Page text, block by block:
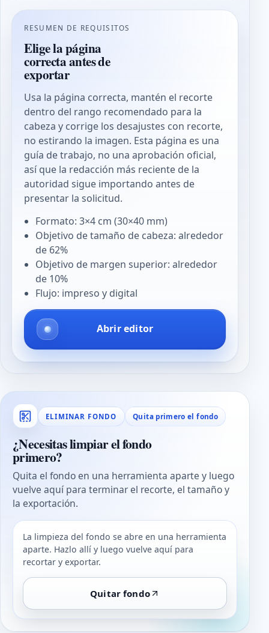
RESUMEN DE REQUISITOS
Elige la página
correcta antes de
exportar
Usa la página correcta, mantén el recorte
dentro del rango recomendado para la
cabeza y corrige los desajustes con recorte,
no estirando la imagen. Esta página es una
guía de trabajo, no una aprobación oficial,
así que la redacción más reciente de la
autoridad sigue importando antes de
presentar la solicitud.
Formato: 3×4 cm (30×40 mm)
Objetivo de tamaño de cabeza: alrededor
de 62%
Objetivo de margen superior: alrededor
de 10%
Flujo: impreso y digital
Abrir editor
ELIMINAR FONDO Quita primero el fondo
¿Necesitas limpiar el fondo
primero?
Quita el fondo en una herramienta aparte y luego
vuelve aquí para terminar el recorte, el tamaño y
la exportación.
La limpieza del fondo se abre en una herramienta
aparte. Hazlo allí y luego vuelve aquí para
recortar y exportar.
Quitar fondo